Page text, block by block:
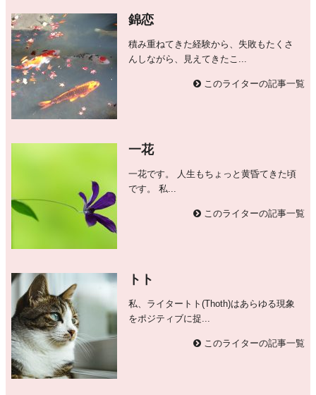
錦恋
積み重ねてきた経験から、失敗もたくさ
んしながら、見えてきたこ...
このライターの記事一覧
一花
一花です。 人生もちょっと黄昏てきた頃
です。 私...
このライターの記事一覧
トト
私、ライタートト(Thoth)はあらゆる現象
をポジティブに捉...
このライターの記事一覧